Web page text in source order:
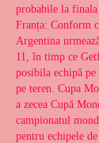
probabile la
Franța: Conform
Argentina
11, în timp ce
posibila echipă
pe teren. Cupa
a zecea Cupă
campionatul
pentru echipele